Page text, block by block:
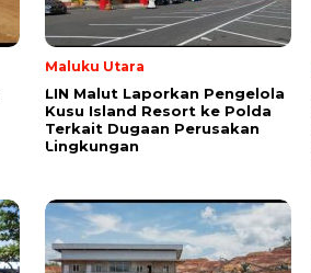
Maluku Utara
LIN Malut Laporkan Pengelola
Kusu Island Resort ke Polda
Terkait Dugaan Perusakan
Lingkungan